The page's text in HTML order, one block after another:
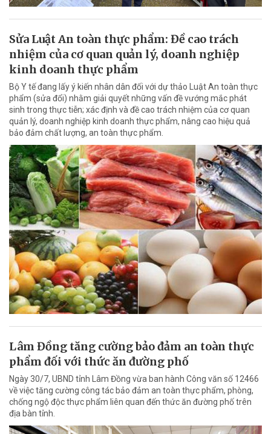
Sửa Luật An toàn thực phẩm: Đề cao trách
nhiệm của cơ quan quản lý, doanh nghiệp
kinh doanh thực phẩm
Bộ Y tế đang lấy ý kiến nhân dân đối với dự thảo Luật An toàn thực
phẩm (sửa đổi) nhằm giải quyết những vấn đề vướng mắc phát
sinh trong thực tiễn; xác định và đề cao trách nhiệm của cơ quan
quản lý, doanh nghiệp kinh doanh thực phẩm, nâng cao hiệu quả
bảo đảm chất lượng, an toàn thực phẩm.
Lâm Đồng tăng cường bảo đảm an toàn thực
phẩm đối với thức ăn đường phố
Ngày 30/7, UBND tỉnh Lâm Đồng vừa ban hành Công văn số 12466
về việc tăng cường công tác bảo đảm an toàn thực phẩm, phòng,
chống ngộ độc thực phẩm liên quan đến thức ăn đường phố trên
địa bàn tỉnh.